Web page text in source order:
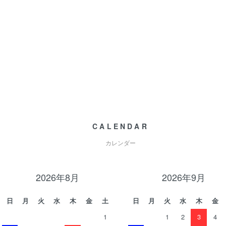
CALENDAR
カレンダー
2026年8月
日 月 火 水 木 金
土
1
2026年9月
日 月 火 水 木
金
1
2 3
4